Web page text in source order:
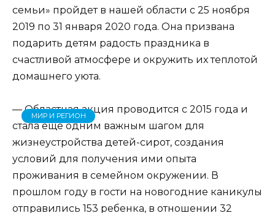
семьи» пройдет в нашей области с 25 ноября
2019 по 31 января 2020 года. Она призвана
подарить детям радость праздника в
счастливой атмосфере и окружить их теплотой
домашнего уюта.
МИР И РЕГИОН
— Областная акция проводится с 2015 года и
стала еще одним важным шагом для
жизнеустройства детей-сирот, создания
условий для получения ими опыта
проживания в семейном окружении. В
прошлом году в гости на новогодние каникулы
отправились 153 ребенка, в отношении 32